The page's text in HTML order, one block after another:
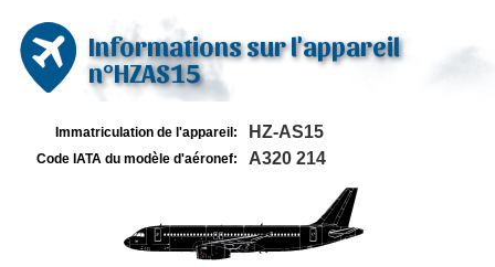
Informations sur l'appareil
n°HZAS15
Immatriculation de l'appareil: HZ-AS15
Code IATA du modèle d'aéronef: A320 214